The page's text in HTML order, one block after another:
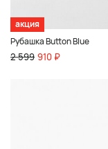
акция
Рубашка Button Blue
2 599 910 ₽